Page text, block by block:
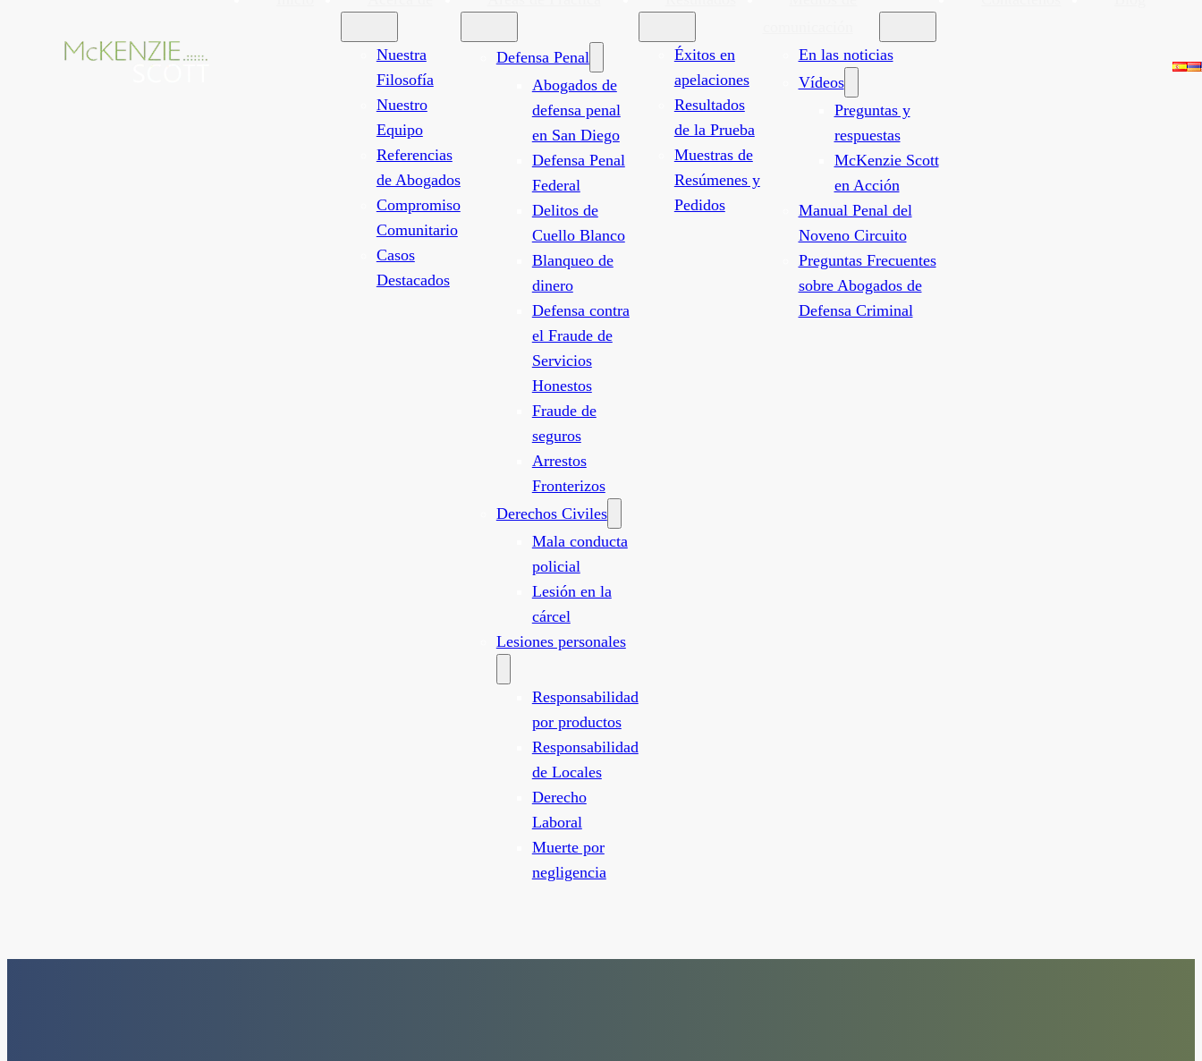
Nuestra
Filosofía
Nuestro
Equipo
Referencias
de Abogados
Compromiso
Comunitario
Casos
Destacados
Defensa Penal
Abogados de
defensa penal
en San Diego
Defensa Penal
Federal
Delitos de
Cuello Blanco
Blanqueo de
dinero
Defensa contra
el Fraude de
Servicios
Honestos
Fraude de
seguros
Arrestos
Fronterizos
Derechos Civiles
Mala conducta
policial
Lesión en la
cárcel
Lesiones personales
Responsabilidad
por productos
Responsabilidad
de Locales
Derecho
Laboral
Muerte por
negligencia
Éxitos en
apelaciones
Resultados
de la Prueba
Muestras de
Resúmenes y
Pedidos
En las noticias
Vídeos
Preguntas y
respuestas
McKenzie Scott
en Acción
Manual Penal del
Noveno Circuito
Preguntas Frecuentes
sobre Abogados de
Defensa Criminal